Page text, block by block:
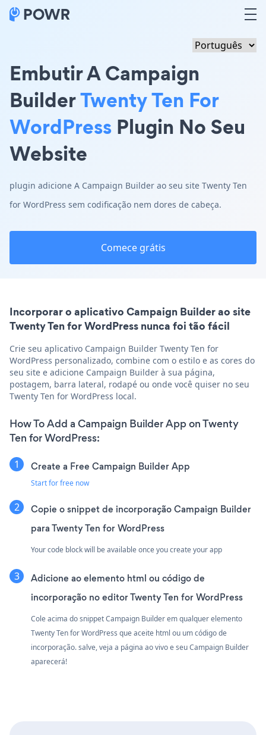
Embutir A Campaign
BuilderTwenty Ten For
WordPress Plugin No Seu
Website
plugin adicione A Campaign Builder ao seu site Twenty Ten
for WordPress sem codificação nem dores de cabeça.
Comece grátis
Incorporar o aplicativo Campaign Builder ao site
Twenty Ten for WordPress nunca foi tão fácil
Crie seu aplicativo Campaign Builder Twenty Ten for
WordPress personalizado, combine com o estilo e as cores do
seu site e adicione Campaign Builder à sua página,
postagem, barra lateral, rodapé ou onde você quiser no seu
Twenty Ten for WordPress local.
How To Add a Campaign Builder App on Twenty
Ten for WordPress:
Create a Free Campaign Builder App
Start for free now
Copie o snippet de incorporação Campaign Builder
para Twenty Ten for WordPress
Your code block will be available once you create your app
Adicione ao elemento html ou código de
incorporação no editor Twenty Ten for WordPress
Cole acima do snippet Campaign Builder em qualquer elemento
Twenty Ten for WordPress que aceite html ou um código de
incorporação. salve, veja a página ao vivo e seu Campaign Builder
aparecerá!